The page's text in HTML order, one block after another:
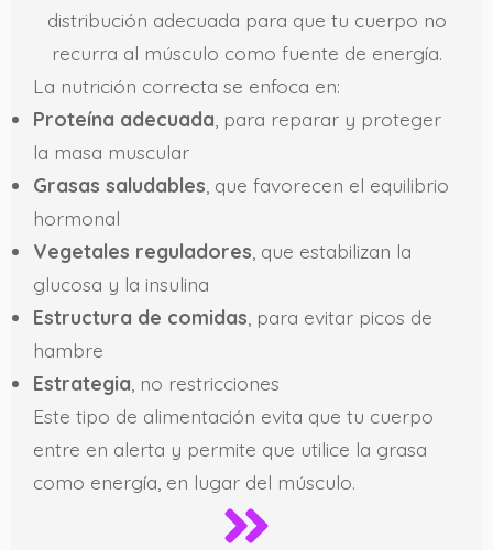
distribución adecuada para que tu cuerpo no
recurra al músculo como fuente de energía.
La nutrición correcta se enfoca en:
Proteína adecuada , para reparar y proteger
la masa muscular
Grasas saludables , que favorecen el equilibrio
hormonal
Vegetales reguladores , que estabilizan la
glucosa y la insulina
Estructura de comidas , para evitar picos de
hambre
Estrategia , no restricciones
Este tipo de alimentación evita que tu cuerpo
entre en alerta y permite que utilice la grasa
como energía, en lugar del músculo.